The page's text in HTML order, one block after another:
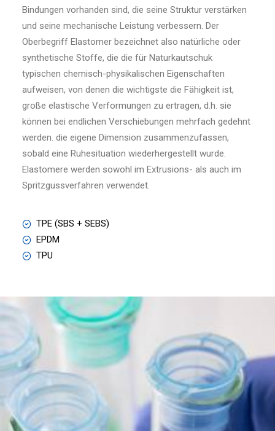
Bindungen vorhanden sind, die seine Struktur verstärken
und seine mechanische Leistung verbessern. Der
Oberbegriff Elastomer bezeichnet also natürliche oder
synthetische Stoffe, die die für Naturkautschuk
typischen chemisch-physikalischen Eigenschaften
aufweisen, von denen die wichtigste die Fähigkeit ist,
große elastische Verformungen zu ertragen, d.h. sie
können bei endlichen Verschiebungen mehrfach gedehnt
werden. die eigene Dimension zusammenzufassen,
sobald eine Ruhesituation wiederhergestellt wurde.
Elastomere werden sowohl im Extrusions- als auch im
Spritzgussverfahren verwendet.
TPE (SBS + SEBS)
EPDM
TPU